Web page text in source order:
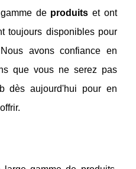
de produits et ont
toujours disponibles pour
avons confiance en
que vous ne serez pas
dès aujourd'hui pour en